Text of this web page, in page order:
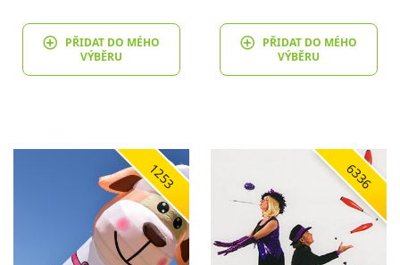
PŘIDAT DO MÉHO
VÝBĚRU
PŘIDAT DO MÉHO
VÝBĚRU
1253 6336